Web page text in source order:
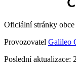
Oficiální stránky
Provozovatel Galileo
Poslední aktualizace: